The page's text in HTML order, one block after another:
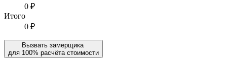
0 ₽
Итого
0 ₽
Вызвать замерщика
для 100% расчёта стоимости